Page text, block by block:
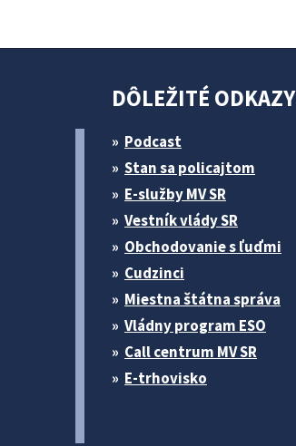
DÔLEŽITÉ ODKAZY
Podcast
Stan sa policajtom
E-služby MV SR
Vestník vlády SR
Obchodovanie s ľuďmi
Cudzinci
Miestna štátna správa
Vládny program ESO
Call centrum MV SR
E-trhovisko